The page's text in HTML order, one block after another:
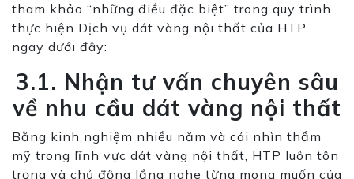
tham khảo “những điều đặc biệt” trong quy trình
thực hiện Dịch vụ dát vàng nội thất của HTP
ngay dưới đây:
3.1. Nhận tư vấn chuyên sâu
về nhu cầu dát vàng nội thất
Bằng kinh nghiệm nhiều năm và cái nhìn thẩm
mỹ trong lĩnh vực dát vàng nội thất, HTP luôn tôn
trọng và chủ động lắng nghe từng mong muốn của